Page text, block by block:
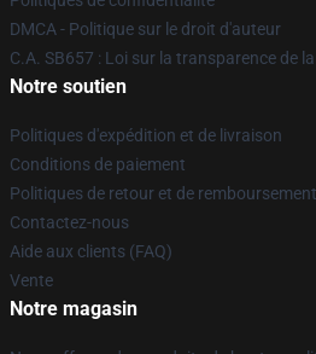
DMCA - Politique sur le droit d'auteur
C.A. SB657 : Loi sur la transparence de
Notre soutien
Politiques d'expédition et de livraison
Conditions de paiement
Politiques de retour et de remboursement
Contactez-nous
Aide aux clients (FAQ)
Vente
Notre magasin